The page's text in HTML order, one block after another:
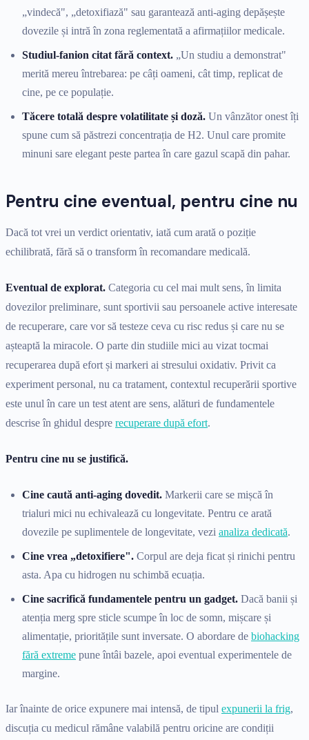
„vindecă", „detoxifiază" sau garantează anti-aging depășește
dovezile și intră în zona reglementată a afirmațiilor medicale.
Studiul-fanion citat fără context. „Un studiu a demonstrat"
merită mereu întrebarea: pe câți oameni, cât timp, replicat de
cine, pe ce populație.
Tăcere totală despre volatilitate și doză. Un vânzător onest îți
spune cum să păstrezi concentrația de H2. Unul care promite
minuni sare elegant peste partea în care gazul scapă din pahar.
Pentru cine eventual, pentru cine nu
Dacă tot vrei un verdict orientativ, iată cum arată o poziție
echilibrată, fără să o transform în recomandare medicală.
Eventual de explorat. Categoria cu cel mai mult sens, în limita
dovezilor preliminare, sunt sportivii sau persoanele active interesate
de recuperare, care vor să testeze ceva cu risc redus și care nu se
așteaptă la miracole. O parte din studiile mici au vizat tocmai
recuperarea după efort și markeri ai stresului oxidativ. Privit ca
experiment personal, nu ca tratament, contextul recuperării sportive
este unul în care un test atent are sens, alături de fundamentele
descrise în ghidul despre recuperare după efort.
Pentru cine nu se justifică.
Cine caută anti-aging dovedit. Markerii care se mișcă în
trialuri mici nu echivalează cu longevitate. Pentru ce arată
dovezile pe suplimentele de longevitate, vezi analiza dedicată.
Cine vrea „detoxifiere". Corpul are deja ficat și rinichi pentru
asta. Apa cu hidrogen nu schimbă ecuația.
Cine sacrifică fundamentele pentru un gadget. Dacă banii și
atenția merg spre sticle scumpe în loc de somn, mișcare și
alimentație, prioritățile sunt inversate. O abordare de biohacking
fără extreme pune întâi bazele, apoi eventual experimentele de
margine.
Iar înainte de orice expunere mai intensă, de tipul expunerii la frig,
discuția cu medicul rămâne valabilă pentru oricine are condiții